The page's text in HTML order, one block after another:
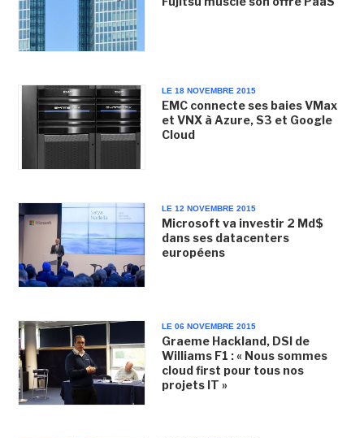
LE 18 NOVEMBRE 2015
EMC connecte ses baies VMax
et VNX à Azure, S3 et Google
Cloud
LE 12 NOVEMBRE 2015
Microsoft va investir 2 Md$
dans ses datacenters
européens
LE 06 NOVEMBRE 2015
Graeme Hackland, DSI de
Williams F1 : « Nous sommes
cloud first pour tous nos
projets IT »